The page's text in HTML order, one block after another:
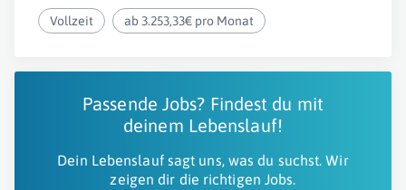
Vollzeit ab 3.253,33€ pro Monat
Passende Jobs? Findest du mit
deinem Lebenslauf!
Dein Lebenslauf sagt uns, was du suchst. Wir
zeigen dir die richtigen Jobs.